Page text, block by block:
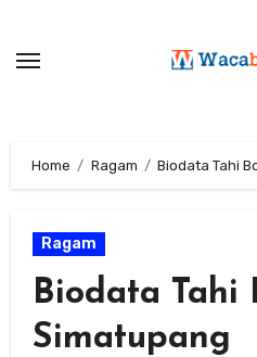
content
Home Ragam Biodata Tahi
Ragam
Biodata Tahi
Simatupang